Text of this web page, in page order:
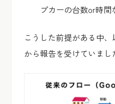
プカーの台数or時間
こうした前提がある中
から報告を受けていまし